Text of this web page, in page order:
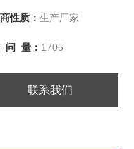
以及有毒介质的化学
性质： 生产厂家
问 量： 1705
联系我们